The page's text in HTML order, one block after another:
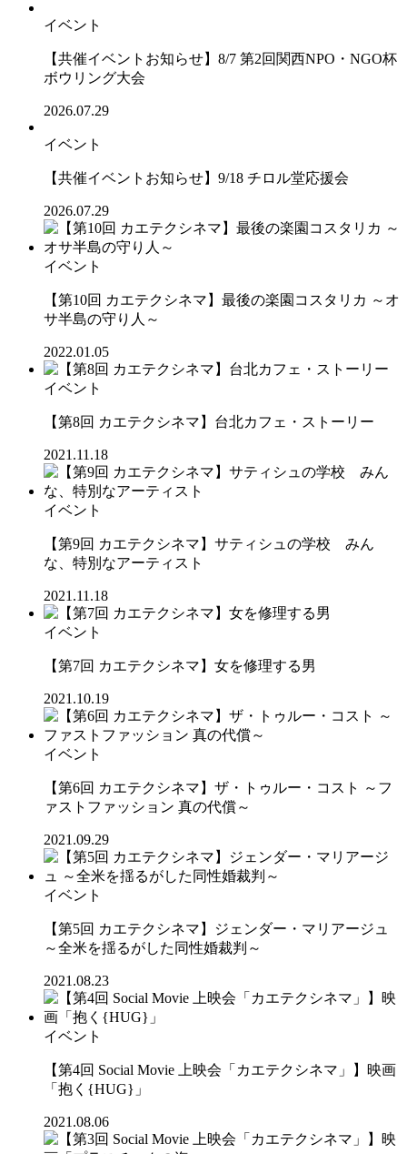
イベント
【共催イベントお知らせ】8/7 第2回関西NPO・NGO杯
ボウリング大会
2026.07.29
イベント
【共催イベントお知らせ】9/18 チロル堂応援会
2026.07.29
イベント
【第10回 カエテクシネマ】最後の楽園コスタリカ ～オ
サ半島の守り人～
2022.01.05
イベント
【第8回 カエテクシネマ】台北カフェ・ストーリー
2021.11.18
イベント
【第9回 カエテクシネマ】サティシュの学校 みん
な、特別なアーティスト
2021.11.18
イベント
【第7回 カエテクシネマ】女を修理する男
2021.10.19
イベント
【第6回 カエテクシネマ】ザ・トゥルー・コスト ～フ
ァストファッション 真の代償～
2021.09.29
イベント
【第5回 カエテクシネマ】ジェンダー・マリアージュ
～全米を揺るがした同性婚裁判～
2021.08.23
イベント
【第4回 Social Movie 上映会「カエテクシネマ」】映画
「抱く{HUG}」
2021.08.06